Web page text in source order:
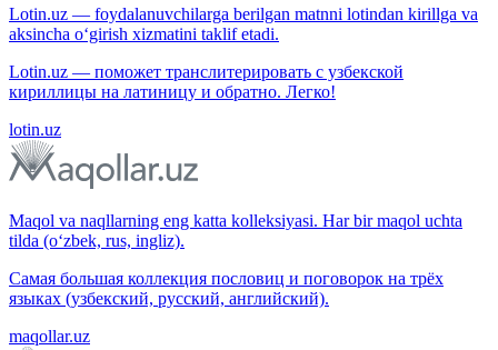
Lotin.uz — foydalanuvchilarga berilgan matnni lotindan kirillga va
aksincha o‘girish xizmatini taklif etadi.
Lotin.uz — поможет транслитерировать с узбекской
кириллицы на латиницу и обратно. Легко!
lotin.uz
Maqol va naqllarning eng katta kolleksiyasi. Har bir maqol uchta
tilda (o‘zbek, rus, ingliz).
Самая большая коллекция пословиц и поговорок на трёх
языках (узбекский, русский, английский).
maqollar.uz